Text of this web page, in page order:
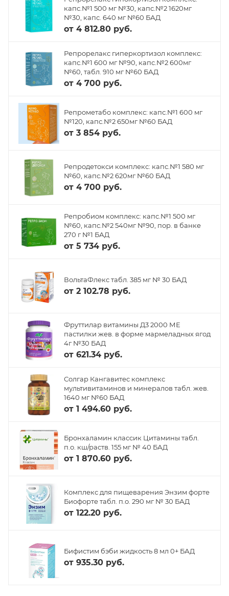
капс.№1 500 мг №30, капс.№2 1620мг
№30, капс. 640 мг №60 БАД
от 4 812.80 руб.
Репрорелакс гиперкортизол комплекс:
капс.№1 600 мг №90, капс.№2 600мг
№60, табл. 910 мг №60 БАД
от 4 700 руб.
Репрометабо комплекс: капс.№1 600 мг
№120, капс.№2 650мг №60 БАД
от 3 854 руб.
Репродетокси комплекс: капс.№1 580 мг
№60, капс.№2 620мг №60 БАД
от 4 700 руб.
Репробиом комплекс: капс.№1 500 мг
№60, капс.№2 540мг №90, пор. в банке
270 г №1 БАД
от 5 734 руб.
ВольтаФлекс табл. 385 мг № 30 БАД
от 2 102.78 руб.
Фруттилар витамины Д3 2000 МЕ
пастилки жев. в форме мармеладных ягод
4г №30 БАД
от 621.34 руб.
Солгар Кангавитес комплекс
мультивитаминов и минералов табл. жев.
1640 мг №60 БАД
от 1 494.60 руб.
Бронхаламин классик Цитамины табл.
п.о. кш/раств. 155 мг № 40 БАД
от 1 870.60 руб.
Комплекс для пищеварения Энзим форте
Биофорте табл. п.о. 290 мг № 30 БАД
от 122.20 руб.
Бифистим бэби жидкость 8 мл 0+ БАД
от 935.30 руб.